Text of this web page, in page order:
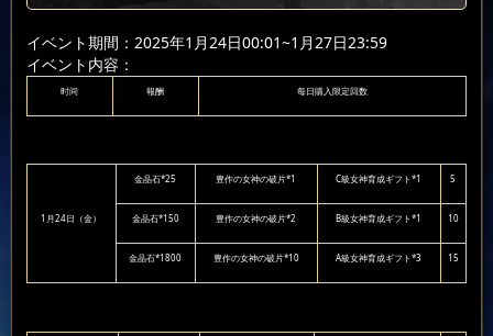
イベント期間：2025年1月24日00:01~1月27日23:59
イベント内容：
时间 報酬 每日購入限定回数
1月24日（金）
金晶石*25 豊作の女神の破片*1 C級女神育成ギフト*1 5
金晶石*150 豊作の女神の破片*2 B級女神育成ギフト*1 10
金晶石*1800 豊作の女神の破片*10 A級女神育成ギフト*3 15